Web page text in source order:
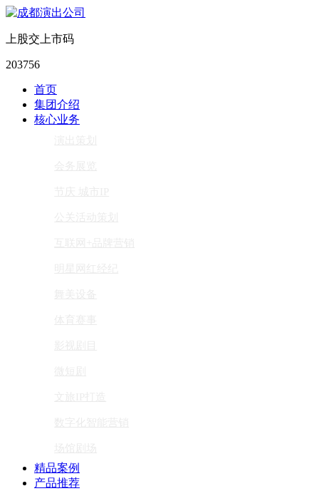
上股交上市码
203756
首页
集团介绍
核心业务
精品案例
产品推荐